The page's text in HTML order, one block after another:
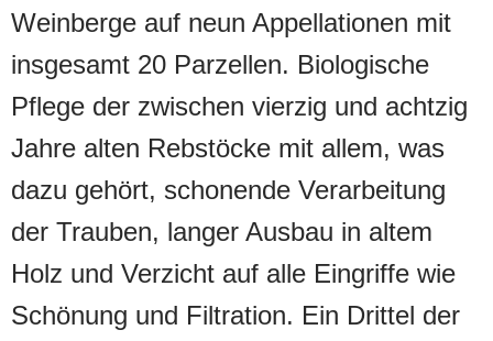
Weinberge auf neun Appellationen mit
insgesamt 20 Parzellen. Biologische
Pflege der zwischen vierzig und achtzig
Jahre alten Rebstöcke mit allem, was
dazu gehört, schonende Verarbeitung
der Trauben, langer Ausbau in altem
Holz und Verzicht auf alle Eingriffe wie
Schönung und Filtration. Ein Drittel der